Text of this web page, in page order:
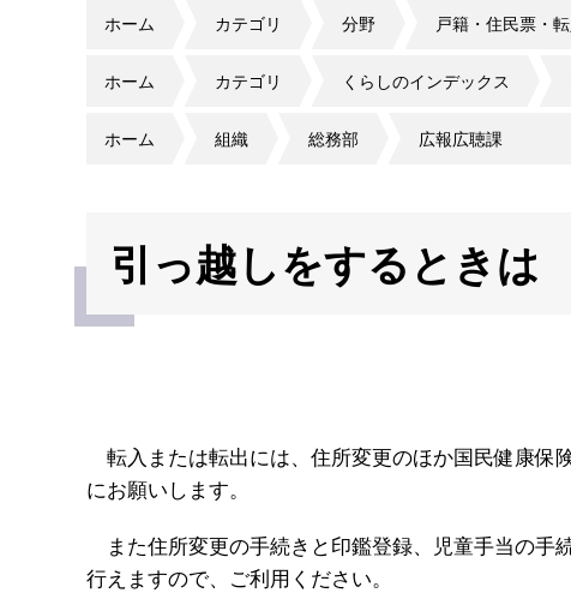
ホーム カテゴリ 分野 戸籍・住民票・
ホーム カテゴリ くらしのインデックス
ホーム 組織 総務部 広報広聴課
引っ越しをするときは
転入または転出には、住所変更のほか国民健康保
にお願いします。
また住所変更の手続きと印鑑登録、児童手当の手
行えますので、ご利用ください。